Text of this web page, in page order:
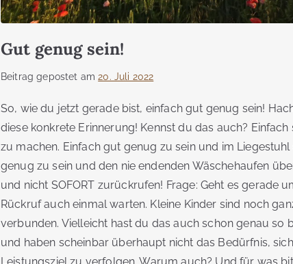
Gut genug sein!
Beitrag gepostet am20. Juli 2022
So, wie du jetzt gerade bist, einfach gut genug sein!
diese konkrete Erinnerung! Kennst du das auch?
zu machen. Einfach gut genug zu sein und im
genug zu sein und den nie endenden Wäschehaufen
und nicht SOFORT zurückrufen! Frage: Geht es gerade
Rückruf auch einmal warten. Kleine Kinder sind noch
verbunden. Vielleicht hast du das auch schon genau so
und haben scheinbar überhaupt nicht das Bedürfnis,